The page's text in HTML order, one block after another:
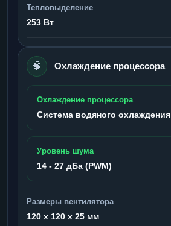
Тепловыделение
253 Вт
🧠 Охлаждение процессора
Охлаждение процессора
Система водяного охлаждения
Уровень шума
14 - 27 дБа (PWM)
Размеры вентилятора
120 x 120 x 25 мм